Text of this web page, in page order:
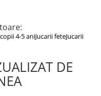
4-5 aniJucarii feteJucarii
DE